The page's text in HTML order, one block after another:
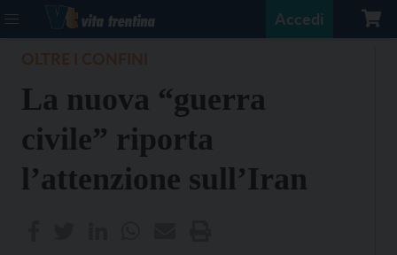
Accedi
La nuova “guerra
civile” riporta
l’attenzione sull’Iran